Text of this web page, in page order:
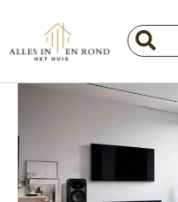
de
Search
...